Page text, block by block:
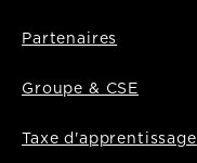
Partenaires
Groupe & CSE
Taxe d'apprentissage